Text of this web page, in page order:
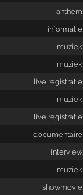
anthem:
informatie:
muziek:
muziek:
live registratie:
muziek:
live registratie:
documentaire:
interview:
muziek:
showmovie: